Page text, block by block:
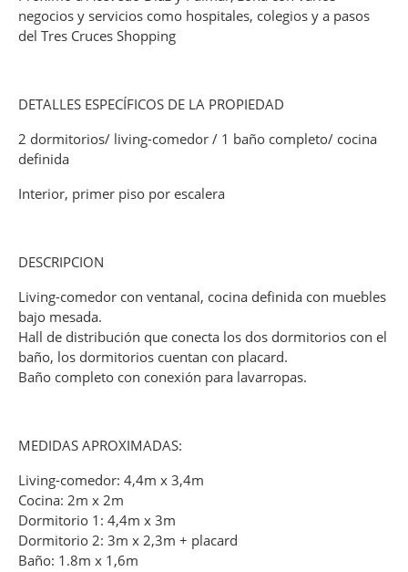
negocios y servicios como hospitales, colegios y a pasos
del Tres Cruces Shopping
DETALLES ESPECÍFICOS DE LA PROPIEDAD
2 dormitorios/ living-comedor / 1 baño completo/ cocina
definida
Interior, primer piso por escalera
DESCRIPCION
Living-comedor con ventanal, cocina definida con muebles
bajo mesada.
Hall de distribución que conecta los dos dormitorios con el
baño, los dormitorios cuentan con placard.
Baño completo con conexión para lavarropas.
MEDIDAS APROXIMADAS:
Living-comedor: 4,4m x 3,4m
Cocina: 2m x 2m
Dormitorio 1: 4,4m x 3m
Dormitorio 2: 3m x 2,3m + placard
Baño: 1.8m x 1,6m